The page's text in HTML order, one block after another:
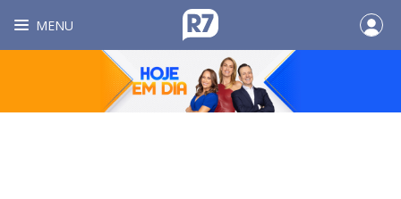
MENU